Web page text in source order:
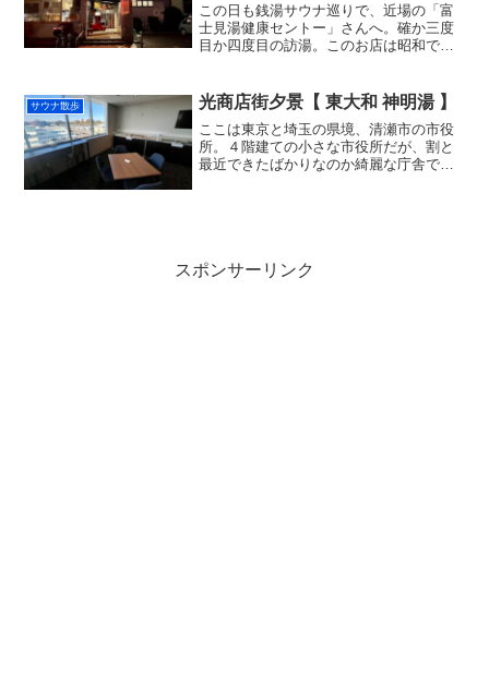
この日も銭湯サウナ巡りで、近場の「富
士見湯健康セントー」さんへ。確か三度
目か四度目の訪湯。このお店は昭和で時
閉じていた。もう六年前、右も左も分か
らず、地元エリアの銭湯か...
サウナ散歩 光商店街夕景【 東大和 神明湯 】
ここは東京と埼玉の県境、清瀬市の市役
所。４階建ての小さな市役所だが、割と
最近できたばかりなのか綺麗な庁舎であ
スポンサーリンク